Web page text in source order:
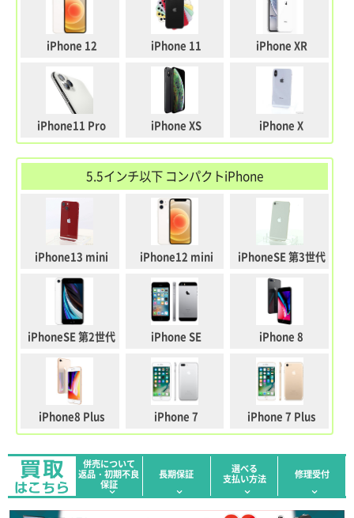
iPhone 12 iPhone 11 iPhone XR
iPhone11 Pro iPhone XS iPhone X
5.5インチ以下 コンパクトiPhone
iPhone13 mini iPhone12 mini iPhoneSE 第3世代
iPhoneSE 第2世代 iPhone SE iPhone 8
iPhone8 Plus iPhone 7 iPhone 7 Plus
併売について
返品・初期不良
保証
長期保証 選べる
支払い方法 修理受付